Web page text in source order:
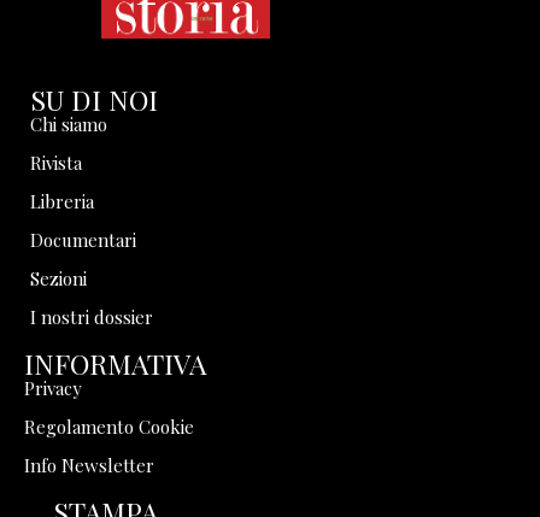
SU DI NOI
Chi siamo
Rivista
Libreria
Documentari
Sezioni
I nostri dossier
INFORMATIVA
Privacy
Regolamento Cookie
Info Newsletter